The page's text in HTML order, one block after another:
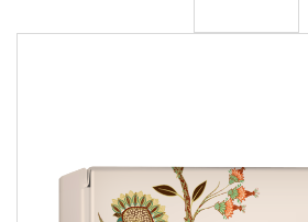
Губы
Команда
Контакты